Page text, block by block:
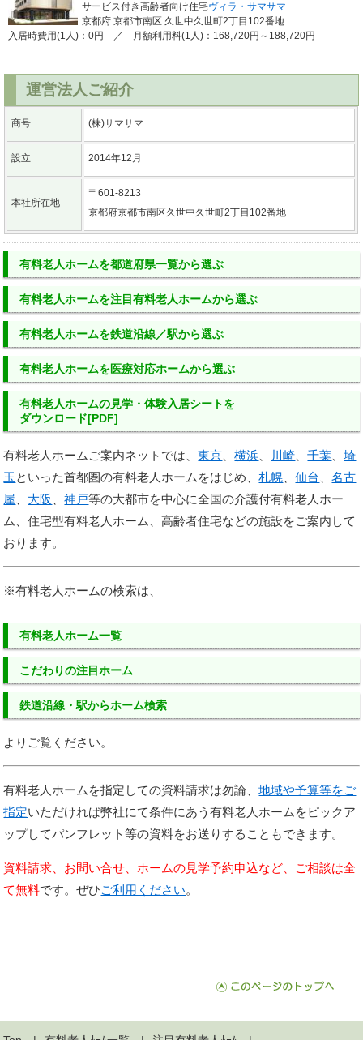
サービス付き高齢者向け住宅ヴィラ・サマサマ
京都府 京都市南区 久世中久世町2丁目102番地
入居時費用(1人)：0円 ／ 月額利用料(1人)：168,720円～188,720円
運営法人ご紹介
商号 (株)サマサマ
設立 2014年12月
本社所在地
〒601-8213
京都府京都市南区久世中久世町2丁目102番地
有料老人ホームを都道府県一覧から選ぶ
有料老人ホームを注目有料老人ホームから選ぶ
有料老人ホームを鉄道沿線／駅から選ぶ
有料老人ホームを医療対応ホームから選ぶ
有料老人ホームの見学・体験入居シートを
ダウンロード[PDF]
有料老人ホームご案内ネットでは、東京 、横浜 川崎 、千葉 、埼
玉 といった首都圏の有料老人ホームをはじめ、札幌 、仙台 、名古
屋
大阪 、神戸等の大都市を中心に全国の介護付有料老人ホー
ム、住宅型有料老人ホーム、高齢者住宅などの施設をご案内して
おります。
※有料老人ホームの検索は、
有料老人ホーム一覧
こだわりの注目ホーム
鉄道沿線・駅からホーム検索
よりご覧ください。
有料老人ホームを指定しての資料請求は勿論、地域や予算等をご
指定いただければ弊社にて条件にあう有料老人ホームをピックア
ップしてパンフレット等の資料をお送りすることもできます。
資料請求、お問い合せ、ホームの見学予約申込など、ご相談は全
て無料です。ぜひご利用ください。